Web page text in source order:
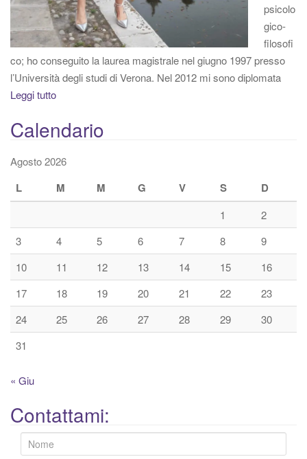
psicolo
gico-
filosofi
co; ho conseguito la laurea magistrale nel giugno 1997 presso
l’Università degli studi di Verona. Nel 2012 mi sono diplomata
Leggi tutto
Calendario
Agosto 2026
L M M G V S D
1
2
3
4 5 6 7 8
9
10
11 12 13 14 15
16
17
18 19 20 21 22
23
24
25 26 27 28 29
30
31
« Giu
Contattami: